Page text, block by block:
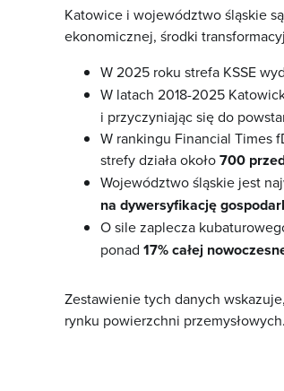
Katowice i województwo śląskie
ekonomicznej, środki
W 2025 roku strefa KSSE
W latach 2018-2025
i przyczyniając się do
W rankingu Financial Times
strefy działa około700
Województwo śląskie jest
na dywersyfikację
O sile zaplecza
ponad 17% całej
Zestawienie tych danych
rynku powierzchni